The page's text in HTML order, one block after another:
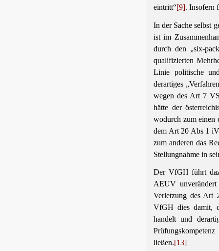
eintritt“[9]. Insofern
In der Sache selbst
ist im
durch den „six-
qualifizierten
Linie politische
derartiges
wegen des Art 7
hätte der
wodurch zum einen
dem Art 20 Abs 1
zum anderen das
Stellungnahme in
Der VfGH führt
AEUV
Verletzung des Art
VfGH dies damit,
handelt und
ließen.[13]